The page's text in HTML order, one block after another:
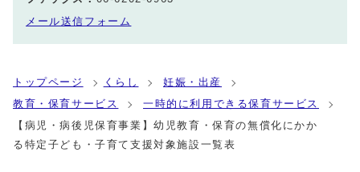
メール送信フォーム
トップページ くらし
妊娠・出産
教育・保育サービス
一時的に利用できる保育サービス
【病児・病後児保育事業】幼児教育・保育の無償化にかか
る特定子ども・子育て支援対象施設一覧表